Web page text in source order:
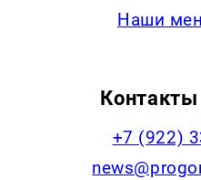
Наши
+7 (922)